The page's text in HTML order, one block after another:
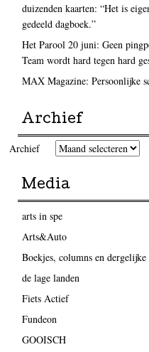
duizenden kaarten: “Het is
gedeeld dagboek.”
Het Parool 20 juni: Geen
Team wordt hard tegen hard
MAX Magazine: Persoonlijke
Archief
Archief
Media
arts in spe
Arts&Auto
Boekjes, columns en dergelijke
de lage landen
Fiets Actief
Fundeon
GOOISCH